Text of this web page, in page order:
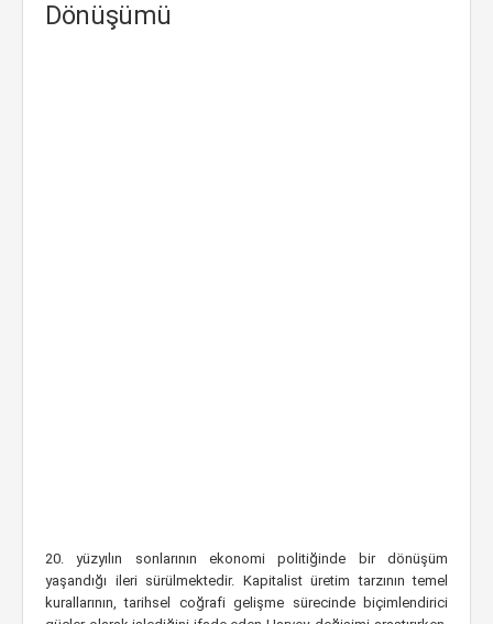
Dönüşümü
20. yüzyılın sonlarının ekonomi politiğinde bir dönüşüm
yaşandığı ileri sürülmektedir. Kapitalist üretim tarzının temel
kurallarının, tarihsel coğrafi gelişme sürecinde biçimlendirici